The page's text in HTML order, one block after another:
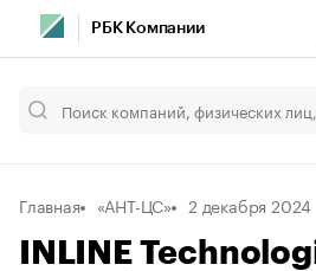
РБК Компании
Главная «АНТ-ЦС» 2 декабря 2024
INLINE